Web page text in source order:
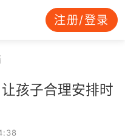
注册/登录
孩子合理安排时